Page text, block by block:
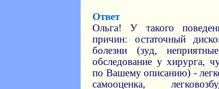
Ответ
Ольга! У такого
причин: остаточный
болезни (зуд,
обследование у хирурга,
по Вашему описанию) -
самооценка,